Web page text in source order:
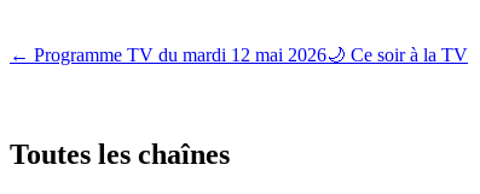
← Programme TV du mardi 12 mai 2026🌙 Ce soir à la TV
Toutes les chaînes